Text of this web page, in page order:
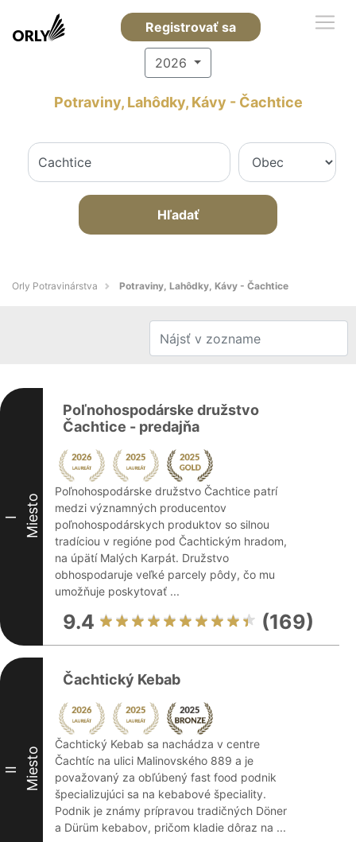
Registrovať sa
2026
Potraviny, Lahôdky, Kávy - Čachtice
Hľadať
Orly Potravinárstva Potraviny, Lahôdky, Kávy - Čachtice
I Miesto
Poľnohospodárske družstvo
Čachtice - predajňa
Poľnohospodárske družstvo Čachtice patrí
medzi významných producentov
poľnohospodárskych produktov so silnou
tradíciou v regióne pod Čachtickým hradom,
na úpätí Malých Karpát. Družstvo
obhospodaruje veľké parcely pôdy, čo mu
umožňuje poskytovať ...
9.4 (169)
II Miesto
Čachtický Kebab
Čachtický Kebab sa nachádza v centre
Čachtíc na ulici Malinovského 889 a je
považovaný za obľúbený fast food podnik
špecializujúci sa na kebabové špeciality.
Podnik je známy prípravou tradičných Döner
a Dürüm kebabov, pričom kladie dôraz na ...